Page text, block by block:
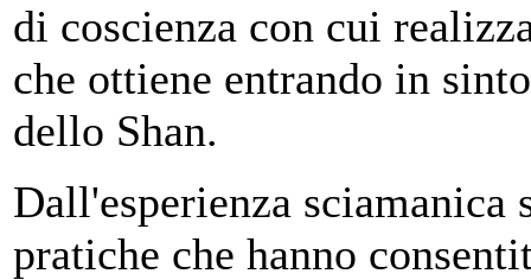
di coscienza con cui
che ottiene entrando in
dello Shan.
Dall'esperienza sciamanica
pratiche che hanno